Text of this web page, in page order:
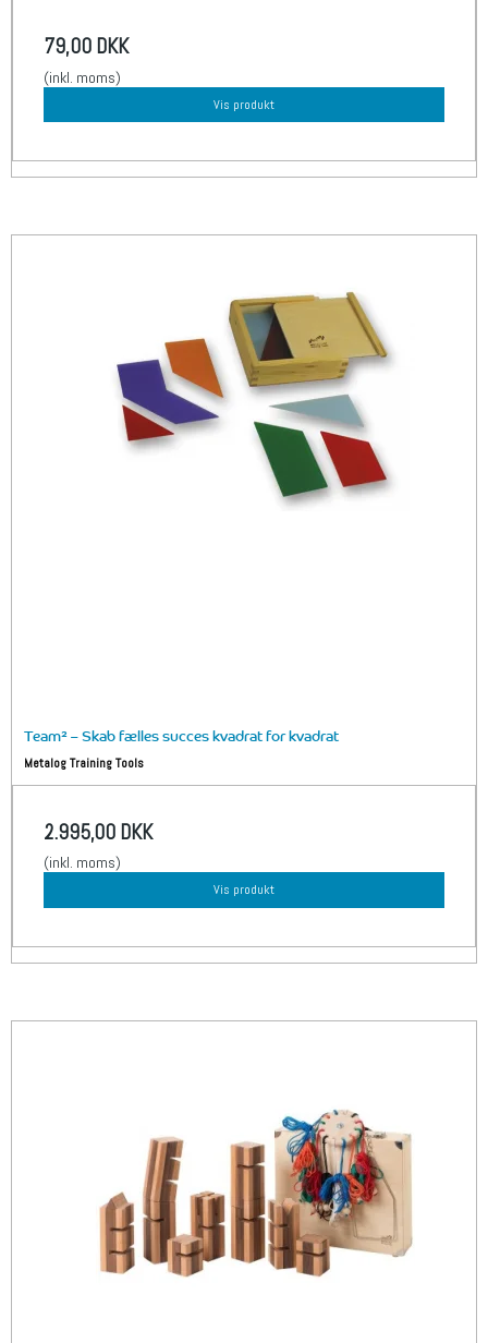
79,00 DKK
(inkl. moms)
Vis produkt
Team² – Skab fælles succes kvadrat for kvadrat
Metalog Training Tools
2.995,00 DKK
(inkl. moms)
Vis produkt